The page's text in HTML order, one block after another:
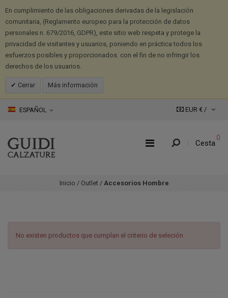
En cumplimiento de las obligaciones derivadas de la legislación
comunitaria, (Reglamento europeo para la protección de datos
personales n. 679/2016, GDPR), este sitio web respeta y protege la
privacidad de visitantes y usuarios, poniendo en práctica todos los
esfuerzos posibles y proporcionados. con el fin de no infringir los
derechos de los usuarios.
Cerrar Más información
ESPAÑOL EUR € /
Cesta
0
Inicio / Outlet / Accesorios Hombre
No existen productos que cumplan el criterio de seleción